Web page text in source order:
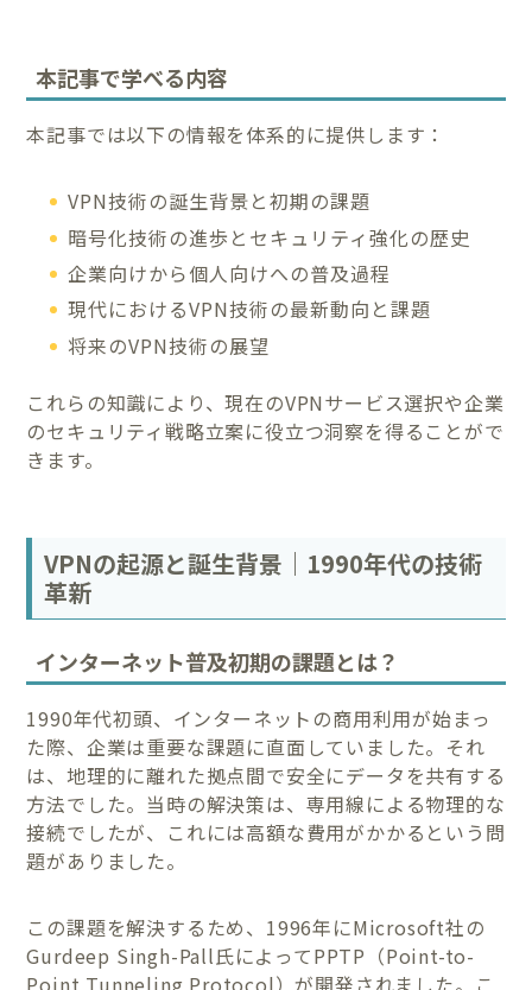
本記事で学べる内容
本記事では以下の情報を体系的に提供します：
VPN技術の誕生背景と初期の課題
暗号化技術の進歩とセキュリティ強化の歴史
企業向けから個人向けへの普及過程
現代におけるVPN技術の最新動向と課題
将来のVPN技術の展望
これらの知識により、現在のVPNサービス選択や企業
のセキュリティ戦略立案に役立つ洞察を得ることがで
きます。
VPNの起源と誕生背景｜1990年代の技術
革新
インターネット普及初期の課題とは？
1990年代初頭、インターネットの商用利用が始まっ
た際、企業は重要な課題に直面していました。それ
は、地理的に離れた拠点間で安全にデータを共有する
方法でした。当時の解決策は、専用線による物理的な
接続でしたが、これには高額な費用がかかるという問
題がありました。
この課題を解決するため、1996年にMicrosoft社の
Gurdeep Singh-Pall氏によってPPTP（Point-to-
Point Tunneling Protocol）が開発されました。こ